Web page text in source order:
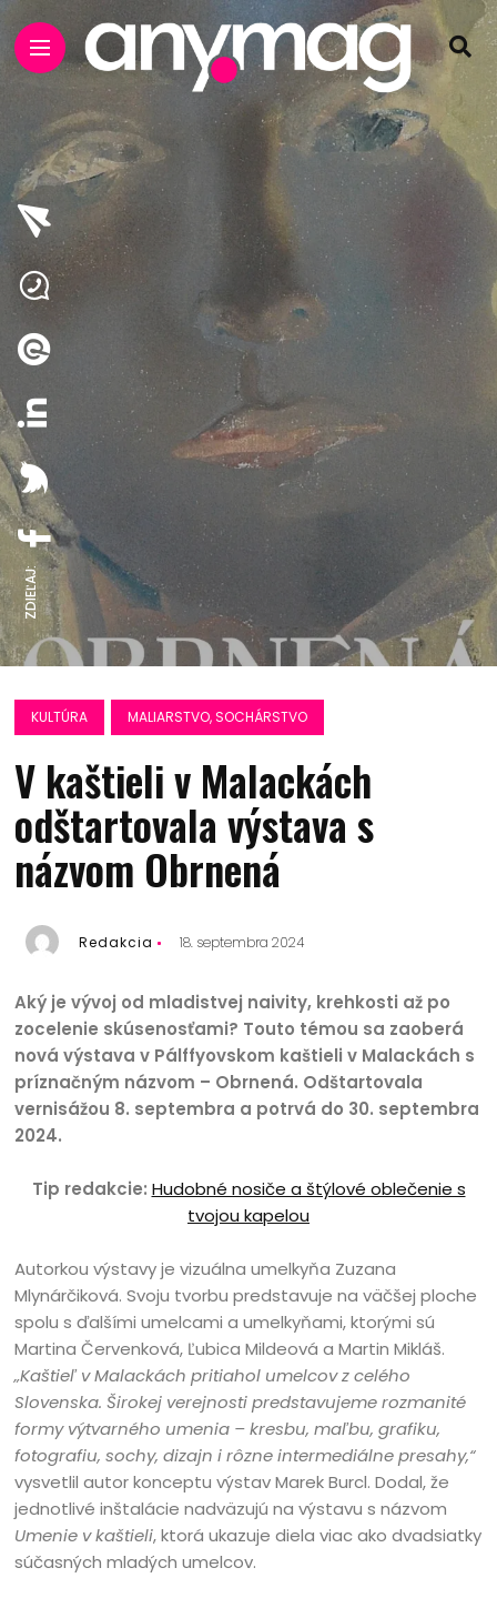
ZDIEĽAJ:
KULTÚRA MALIARSTVO, SOCHÁRSTVO
V kaštieli v Malackách
odštartovala výstava s
názvom Obrnená
Redakcia 18. septembra 2024
Aký je vývoj od mladistvej naivity, krehkosti až po
zocelenie skúsenosťami? Touto témou sa zaoberá
nová výstava v Pálffyovskom kaštieli v Malackách s
príznačným názvom – Obrnená. Odštartovala
vernisážou 8. septembra a potrvá do 30. septembra
2024.
Tip redakcie: Hudobné nosiče a štýlové oblečenie s
tvojou kapelou
Autorkou výstavy je vizuálna umelkyňa Zuzana
Mlynárčiková. Svoju tvorbu predstavuje na väčšej ploche
spolu s ďalšími umelcami a umelkyňami, ktorými sú
Martina Červenková, Ľubica Mildeová a Martin Mikláš.
„Kaštieľ v Malackách pritiahol umelcov z celého
Slovenska. Širokej verejnosti predstavujeme rozmanité
formy výtvarného umenia – kresbu, maľbu, grafiku,
fotografiu, sochy, dizajn i rôzne intermediálne presahy,“
vysvetlil autor konceptu výstav Marek Burcl. Dodal, že
jednotlivé inštalácie nadväzujú na výstavu s názvom
Umenie v kaštieli, ktorá ukazuje diela viac ako dvadsiatky
súčasných mladých umelcov.